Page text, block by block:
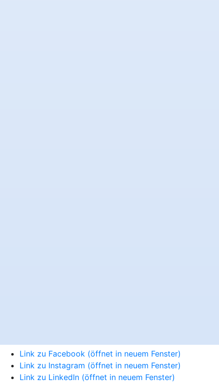
Link zu Facebook (öffnet in neuem Fenster)
Link zu Instagram (öffnet in neuem Fenster)
Link zu LinkedIn (öffnet in neuem Fenster)